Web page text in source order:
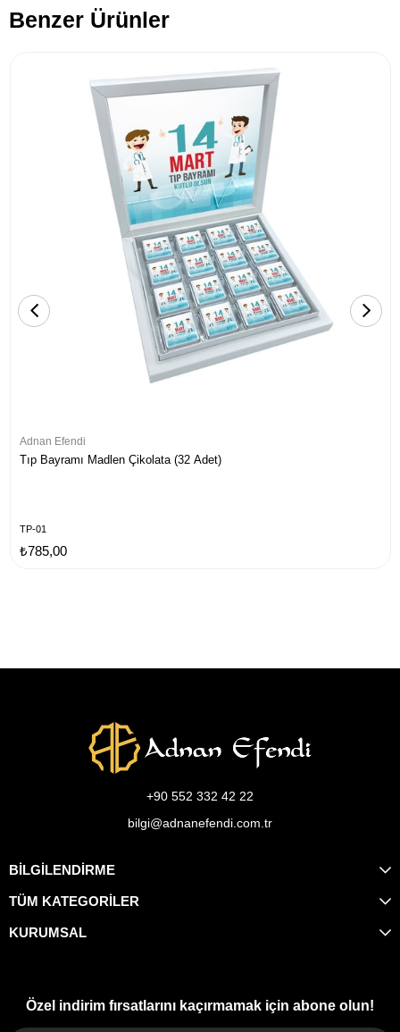
Benzer Ürünler
Adnan Efendi
Tıp Bayramı Madlen Çikolata (32 Adet)
TP-01
₺785,00
+90 552 332 42 22
bilgi@adnanefendi.com.tr
BİLGİLENDİRME
TÜM KATEGORİLER
KURUMSAL
Özel indirim fırsatlarını kaçırmamak için abone olun!